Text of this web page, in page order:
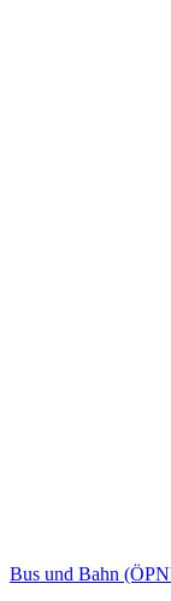
Bus und Bahn